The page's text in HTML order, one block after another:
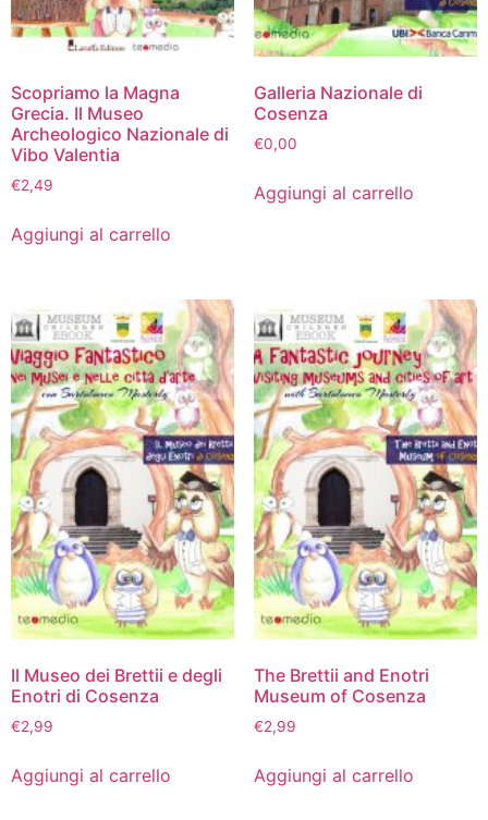
Scopriamo la Magna
Grecia. Il Museo
Archeologico Nazionale di
Vibo Valentia
€2,49
Aggiungi al carrello
Galleria Nazionale di
Cosenza
€0,00
Aggiungi al carrello
Il Museo dei Brettii e degli
Enotri di Cosenza
€2,99
Aggiungi al carrello
The Brettii and Enotri
Museum of Cosenza
€2,99
Aggiungi al carrello